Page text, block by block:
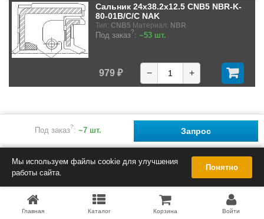
Под заказ?: ~7 шт. Запрос
Сальник 24x38.2x12.5 CNB5 NBR-K-
80-01B/C/C NAK
Тип: CNB5 Материал: NBR
Под заказ?: ~53 шт.
979 ₽ − +
Главная Каталог Корзина Войти
Мы используем файлы cookie для улучшения
работы сайта.
Понятно